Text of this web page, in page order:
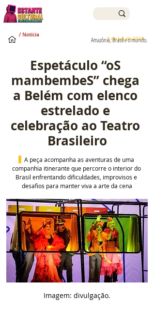
2 de jul. de 2026
Amazônia, Brasil e o mundo.
/ Notícia
Espetáculo “oS
mambembeS” chega
a Belém com elenco
estrelado e
celebração ao Teatro
Brasileiro
A peça acompanha as aventuras de uma
companhia itinerante que percorre o interior do
Brasil enfrentando dificuldades, improvisos e
desafios para manter viva a arte da cena
Imagem: divulgação.